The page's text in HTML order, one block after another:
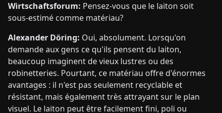
Wirtschaftsforum: Pensez-vous que le laiton soit
sous-estimé comme matériau?
Alexander Döring: Oui, absolument. Lorsqu'on
demande aux gens ce qu'ils pensent du laiton,
beaucoup imaginent de vieux lustres ou des
robinetteries. Pourtant, ce matériau offre d'énormes
avantages : il n'est pas seulement recyclable et
résistant, mais également très attrayant sur le plan
visuel. Le laiton peut être facilement fini, poli ou